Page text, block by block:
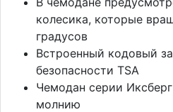
колесика, которые
градусов
Встроенный кодовый
безопасности TSA
Чемодан серии
молнию